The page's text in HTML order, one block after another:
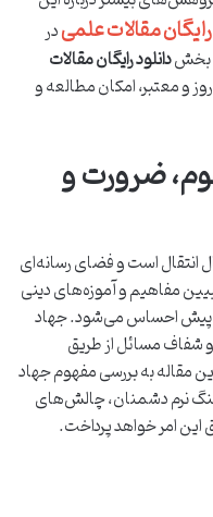
مقالات علمیدر
بخشدانلود رایگان مقالات
و معتبر، امکان مطالعه و
ضرورت و
انتقال است و فضای رسانه‌ای
مفاهیم و آموزه‌های دینی
پیش احساس می‌شود. جهاد
شفاف مسائل از طریق
مقاله به بررسی مفهوم جهاد
نرم دشمنان، چالش‌های
این امر خواهد پرداخت.